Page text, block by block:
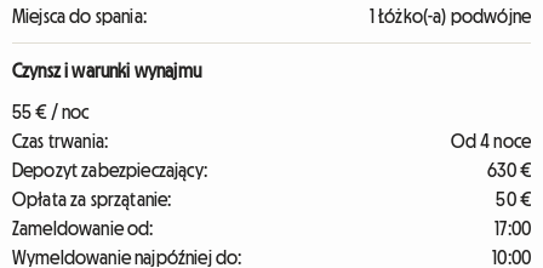
Miejsca do spania:
1 Łóżko(-a) podwójne
Czynsz i warunki wynajmu
55 € / noc
Czas trwania:
Od 4 noce
Depozyt zabezpieczający:
630 €
Opłata za sprzątanie:
50 €
Zameldowanie od:
17:00
Wymeldowanie najpóźniej do:
10:00